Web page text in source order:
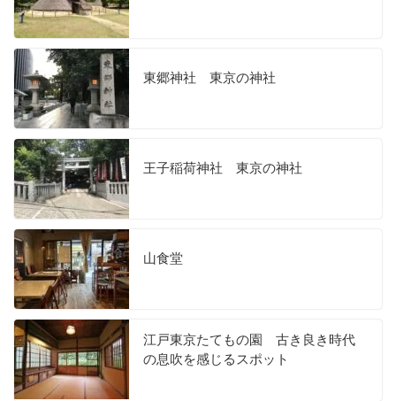
東郷神社 東京の神社
王子稲荷神社 東京の神社
山食堂
江戸東京たてもの園 古き良き時代
の息吹を感じるスポット